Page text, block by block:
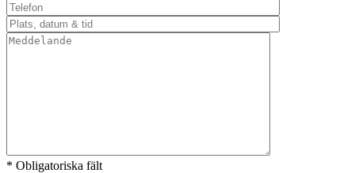
* Obligatoriska fält